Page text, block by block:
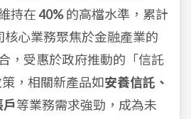
持在40%的高檔水準，累計
核心業務聚焦於金融產業的
，受惠於政府推動的「信託
，相關新產品如安養信託、
等業務需求強勁，成為未